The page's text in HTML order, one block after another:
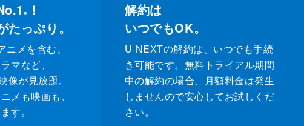
※
！
たっぷり。
メを含む、
マなど、
像が見放題。
メも映画も、
す。
解約は
いつでもOK。
U-NEXTの解約は、いつでも手続
き可能です。無料トライアル期間
中の解約の場合、月額料金は発生
しませんので安心してお試しくだ
さい。